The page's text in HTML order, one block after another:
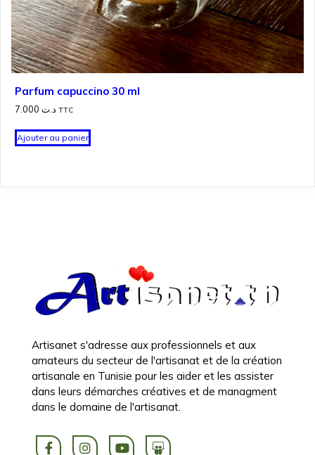
Parfum capuccino 30 ml
د.ت TTC
Ajouter au panier
Artisanet s'adresse aux professionnels et aux
amateurs du secteur de l'artisanat et de la création
artisanale en Tunisie pour les aider et les assister
dans leurs démarches créatives et de managment
dans le domaine de l'artisanat.